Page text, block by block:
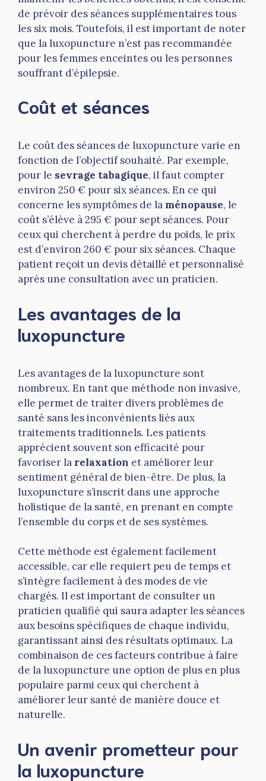
de prévoir des séances supplémentaires tous
les six mois. Toutefois, il est important de noter
que la luxopuncture n’est pas recommandée
pour les femmes enceintes ou les personnes
souffrant d’épilepsie.
Coût et séances
Le coût des séances de luxopuncture varie en
fonction de l’objectif souhaité. Par exemple,
pour le sevrage tabagique, il faut compter
environ 250 € pour six séances. En ce qui
concerne les symptômes de la ménopause, le
coût s’élève à 295 € pour sept séances. Pour
ceux qui cherchent à perdre du poids, le prix
est d’environ 260 € pour six séances. Chaque
patient reçoit un devis détaillé et personnalisé
après une consultation avec un praticien.
Les avantages de la
luxopuncture
Les avantages de la luxopuncture sont
nombreux. En tant que méthode non invasive,
elle permet de traiter divers problèmes de
santé sans les inconvénients liés aux
traitements traditionnels. Les patients
apprécient souvent son efficacité pour
favoriser la relaxation et améliorer leur
sentiment général de bien-être. De plus, la
luxopuncture s’inscrit dans une approche
holistique de la santé, en prenant en compte
l’ensemble du corps et de ses systèmes.
Cette méthode est également facilement
accessible, car elle requiert peu de temps et
s’intègre facilement à des modes de vie
chargés. Il est important de consulter un
praticien qualifié qui saura adapter les séances
aux besoins spécifiques de chaque individu,
garantissant ainsi des résultats optimaux. La
combinaison de ces facteurs contribue à faire
de la luxopuncture une option de plus en plus
populaire parmi ceux qui cherchent à
améliorer leur santé de manière douce et
naturelle.
Un avenir prometteur pour
la luxopuncture